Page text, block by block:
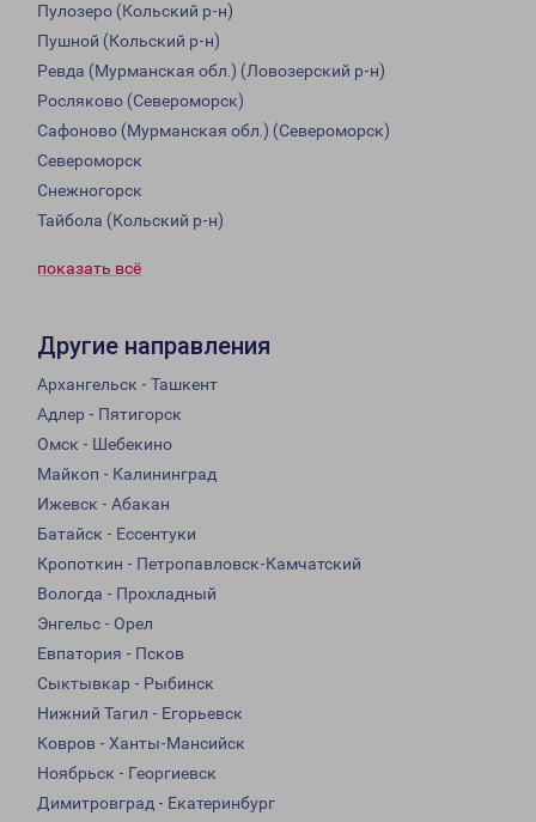
Пулозеро (Кольский р-н)
Пушной (Кольский р-н)
Ревда (Мурманская обл.) (Ловозерский р-н)
Росляково (Североморск)
Сафоново (Мурманская обл.) (Североморск)
Североморск
Снежногорск
Тайбола (Кольский р-н)
показать всё
Другие направления
Архангельск - Ташкент
Адлер - Пятигорск
Омск - Шебекино
Майкоп - Калининград
Ижевск - Абакан
Батайск - Ессентуки
Кропоткин - Петропавловск-Камчатский
Вологда - Прохладный
Энгельс - Орел
Евпатория - Псков
Сыктывкар - Рыбинск
Нижний Тагил - Егорьевск
Ковров - Ханты-Мансийск
Ноябрьск - Георгиевск
Димитровград - Екатеринбург